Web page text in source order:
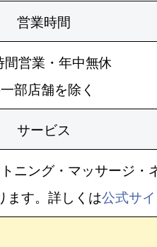
営業時間
間営業・年中無休
部店舗を除く
サービス
ニング・マッサージ・
ます。詳しくは公式サイ